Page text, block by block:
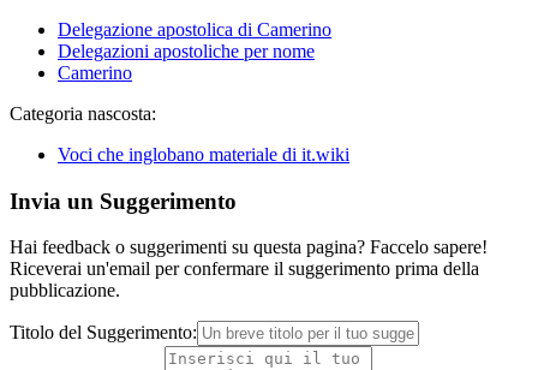
Delegazione apostolica di Camerino
Delegazioni apostoliche per nome
Camerino
Categoria nascosta:
Voci che inglobano materiale di it.wiki
Invia un Suggerimento
Hai feedback o suggerimenti su questa pagina? Faccelo sapere!
Riceverai un'email per confermare il suggerimento prima della
pubblicazione.
Titolo del Suggerimento: